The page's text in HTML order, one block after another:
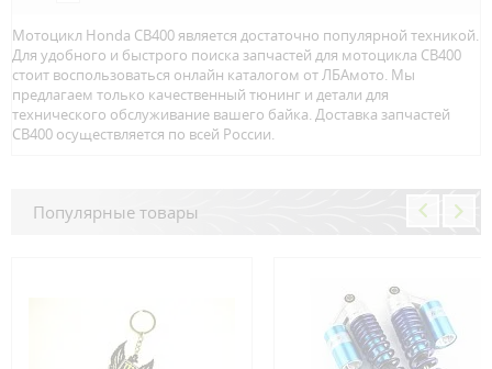
Мотоцикл Honda CB400 является достаточно популярной техникой.
Для удобного и быстрого поиска запчастей для мотоцикла CB400
стоит воспользоваться онлайн каталогом от ЛБАмото. Мы
предлагаем только качественный тюнинг и детали для
технического обслуживание вашего байка. Доставка запчастей
CB400 осуществляется по всей Росcии.
Популярные товары